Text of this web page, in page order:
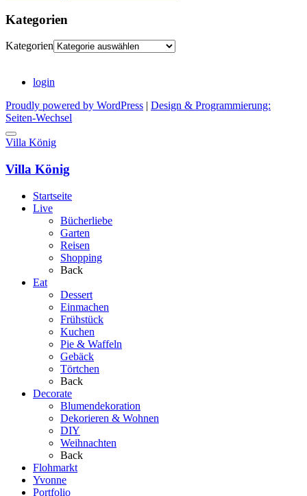
Kategorien
Kategorien
login
Proudly powered by WordPress
Design & Programmierung:
Seiten-Wechsel
Villa König
Villa König
Startseite
Live
Bücherliebe
Garten
Reisen
Shopping
Back
Eat
Dessert
Einmachen
Frühstück
Kuchen
Pie & Waffeln
Gebäck
Törtchen
Back
Decorate
Blumendekoration
Dekorieren & Wohnen
DIY
Weihnachten
Back
Flohmarkt
Yvonne
Portfolio